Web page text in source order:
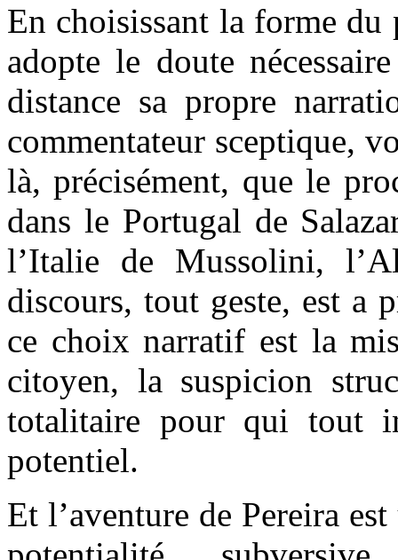
En choisissant la forme du
adopte le doute
distance sa propre
commentateur sceptique,
là, précisément, que le
dans le Portugal de
l’Italie de Mussolini,
discours, tout geste, est a
ce choix narratif est la
citoyen, la suspicion
totalitaire pour qui tout
potentiel.
Et l’aventure de Pereira